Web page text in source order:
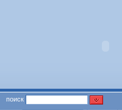
поиск